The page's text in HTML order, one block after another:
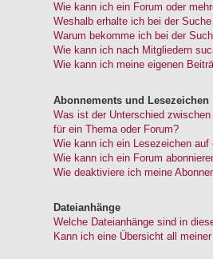
Wie kann ich ein Forum oder
Weshalb erhalte ich bei der
Warum bekomme ich bei der
Wie kann ich nach Mitgliedern
Wie kann ich meine eigenen
Abonnements und Lesezeichen
Was ist der Unterschied
für ein Thema oder Forum?
Wie kann ich ein Lesezeichen
Wie kann ich ein Forum
Wie deaktiviere ich meine
Dateianhänge
Welche Dateianhänge sind in
Kann ich eine Übersicht all